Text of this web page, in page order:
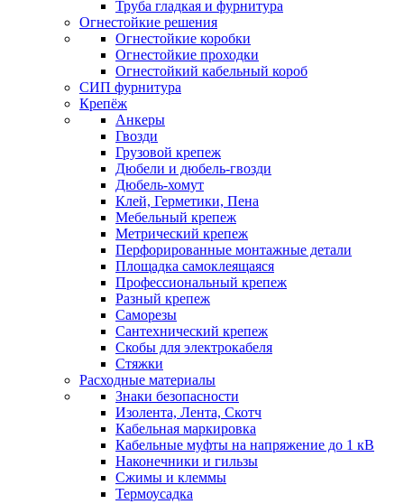
Труба гладкая и фурнитура
Огнестойкие решения
Огнестойкие коробки
Огнестойкие проходки
Огнестойкий кабельный короб
СИП фурнитура
Крепёж
Анкеры
Гвозди
Грузовой крепеж
Дюбели и дюбель-гвозди
Дюбель-хомут
Клей, Герметики, Пена
Мебельный крепеж
Метрический крепеж
Перфорированные монтажные детали
Площадка самоклеящаяся
Профессиональный крепеж
Разный крепеж
Саморезы
Сантехнический крепеж
Скобы для электрокабеля
Стяжки
Расходные материалы
Знаки безопасности
Изолента, Лента, Скотч
Кабельная маркировка
Кабельные муфты на напряжение до 1 кВ
Наконечники и гильзы
Сжимы и клеммы
Термоусадка